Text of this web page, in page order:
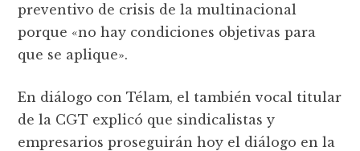
preventivo de crisis de la multinacional
porque «no hay condiciones objetivas para
que se aplique».
En diálogo con Télam, el también vocal titular
de la CGT explicó que sindicalistas y
empresarios proseguirán hoy el diálogo en la